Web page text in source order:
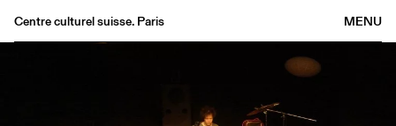
MENU
Centre culturel suisse. Paris